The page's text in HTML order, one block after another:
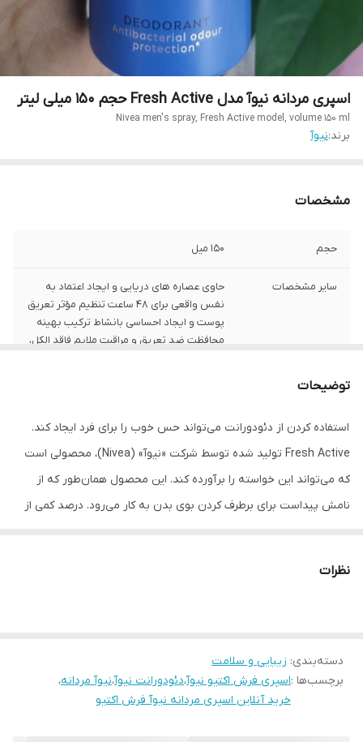
اسپری مردانه نیوآ مدل Fresh Active حجم 150 میلی لیتر
Nivea men's spray, Fresh Active model, volume 150 ml
برند:نیوآ
مشخصات
حجم ۱۵۰ میل
سایر مشخصات
حاوی عصاره های دریایی و ایجاد اعتماد به
نفس واقعی برای ۴۸ ساعت تنظیم مؤثر تعریق
پوست و ایجاد احساسی بانشاط ترکیب بهینه
محافظت ضد تعریق و مراقبت ملایم فاقد الکل،
توضیحات
استفاده کردن از دئودورانت می‌تواند حس خوب را برای فرد ایجاد کند.
Fresh Active تولید شده توسط شرکت «نیوآ» (Nivea)، محصولی است
که می‌تواند این خواسته را برآورده کند. این محصول همان‌طور که از
نامش پیداست برای برطرف کردن بوی بدن به کار می‌رود. درصد کمی از
آنجایی‌که کاربرد این محصول تنها برای از بین بردن بوی بدن به کار
حساسیت است؛ بدین معنی که با زدن آن روی پوست هیچ گونه
حساسیتی برای آن ایجاد نمی‌کند. از دیگر ویژگی‌های این مدل ماندگاری
نظرات
دسته‌بندی: زیبایی و سلامت
برچسب‌ها :اسپری فرش اکتیو نیوآ،دئودورانت نیوآ،نیوآ مردانه،
خرید آنلاین اسپری مردانه نیوآ فرش اکتیو